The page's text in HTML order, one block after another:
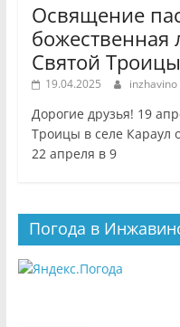
Освящение
божественная
Святой Троицы
19.04.2025 inzhavino
Дорогие друзья! 19
Троицы в селе Караул
22 апреля в 9
Погода в